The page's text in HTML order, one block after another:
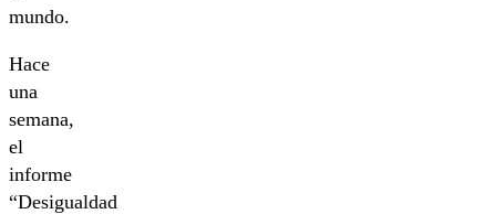
mundo.
Hace
una
semana,
el
informe
“Desigualdad